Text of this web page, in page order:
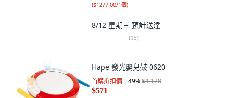
($1277.00/1個)
8/12 星期三 預計送達
(15)
Hape 發光嬰兒鼓 0620
首購折扣價 49%$1,128
$571